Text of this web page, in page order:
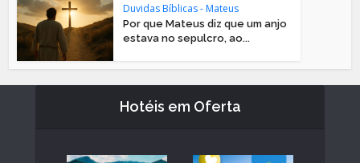
Duvidas Bíblicas - Mateus
Por que Mateus diz que um anjo
estava no sepulcro, ao...
Hotéis em Oferta